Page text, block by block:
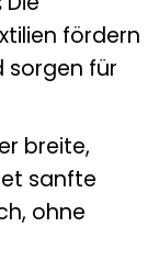
fördern
sorgen für
breite,
sanfte
ohne